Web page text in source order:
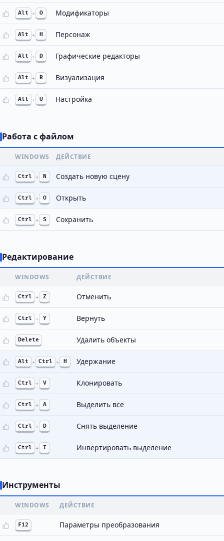
Alt + O Модификаторы
Alt + H Персонаж
Alt + D Графические редакторы
Alt + R Визуализация
Alt + U Настройка
Работа с файлом
WINDOWS ДЕЙСТВИЕ
Ctrl + N Создать новую сцену
Ctrl + O Открыть
Ctrl + S Сохранить
Редактирование
WINDOWS ДЕЙСТВИЕ
Ctrl + Z Отменить
Ctrl + Y Вернуть
Delete Удалить объекты
Alt + Ctrl + H Удержание
Ctrl + V Клонировать
Ctrl + A Выделить все
Ctrl + D Снять выделение
Ctrl + I Инвертировать выделение
Инструменты
WINDOWS ДЕЙСТВИЕ
F12 Параметры преобразования